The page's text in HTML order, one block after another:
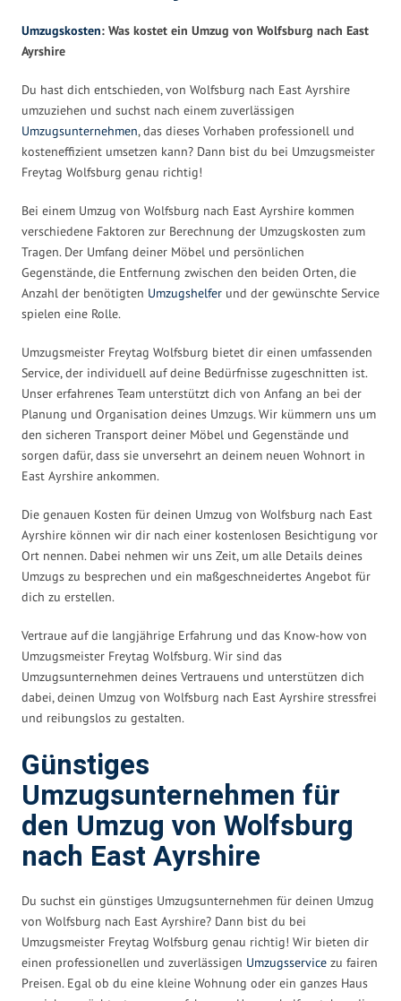
Umzugskosten: Was kostet ein Umzug von Wolfsburg nach East
Ayrshire
Du hast dich entschieden, von Wolfsburg nach East Ayrshire
umzuziehen und suchst nach einem zuverlässigen
Umzugsunternehmen, das dieses Vorhaben professionell und
kosteneffizient umsetzen kann? Dann bist du bei Umzugsmeister
Freytag Wolfsburg genau richtig!
Bei einem Umzug von Wolfsburg nach East Ayrshire kommen
verschiedene Faktoren zur Berechnung der Umzugskosten zum
Tragen. Der Umfang deiner Möbel und persönlichen
Gegenstände, die Entfernung zwischen den beiden Orten, die
Anzahl der benötigten Umzugshelfer und der gewünschte Service
spielen eine Rolle.
Umzugsmeister Freytag Wolfsburg bietet dir einen umfassenden
Service, der individuell auf deine Bedürfnisse zugeschnitten ist.
Unser erfahrenes Team unterstützt dich von Anfang an bei der
Planung und Organisation deines Umzugs. Wir kümmern uns um
den sicheren Transport deiner Möbel und Gegenstände und
sorgen dafür, dass sie unversehrt an deinem neuen Wohnort in
East Ayrshire ankommen.
Die genauen Kosten für deinen Umzug von Wolfsburg nach East
Ayrshire können wir dir nach einer kostenlosen Besichtigung vor
Ort nennen. Dabei nehmen wir uns Zeit, um alle Details deines
Umzugs zu besprechen und ein maßgeschneidertes Angebot für
dich zu erstellen.
Vertraue auf die langjährige Erfahrung und das Know-how von
Umzugsmeister Freytag Wolfsburg. Wir sind das
Umzugsunternehmen deines Vertrauens und unterstützen dich
dabei, deinen Umzug von Wolfsburg nach East Ayrshire stressfrei
und reibungslos zu gestalten.
Günstiges
Umzugsunternehmen für
den Umzug von Wolfsburg
nach East Ayrshire
Du suchst ein günstiges Umzugsunternehmen für deinen Umzug
von Wolfsburg nach East Ayrshire? Dann bist du bei
Umzugsmeister Freytag Wolfsburg genau richtig! Wir bieten dir
einen professionellen und zuverlässigen Umzugsservice zu fairen
Preisen. Egal ob du eine kleine Wohnung oder ein ganzes Haus